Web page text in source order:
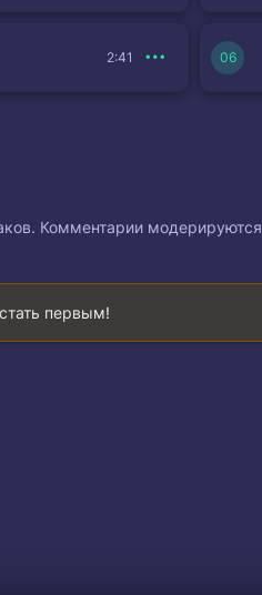
2:41
Комментарии модерируются
первым!